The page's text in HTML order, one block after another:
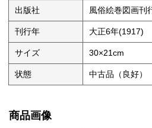
出版社 風俗絵巻図画刊
刊行年 大正6年(1917)
サイズ 30×21cm
状態 中古品（良好）
商品画像